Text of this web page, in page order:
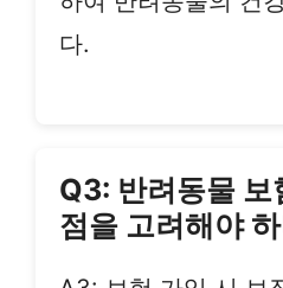
다.
Q3: 반려동물 보
점을 고려해야